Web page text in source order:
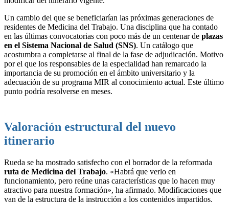
Un cambio del que se beneficiarían las próximas generaciones de
residentes de Medicina del Trabajo. Una disciplina que ha contado
en las últimas convocatorias con poco más de un centenar de plazas
en el Sistema Nacional de Salud (SNS). Un catálogo que
acostumbra a completarse al final de la fase de adjudicación. Motivo
por el que los responsables de la especialidad han remarcado la
importancia de su promoción en el ámbito universitario y la
adecuación de su programa MIR al conocimiento actual. Este último
punto podría resolverse en meses.
Valoración estructural del nuevo
itinerario
Rueda se ha mostrado satisfecho con el borrador de la reformada
ruta de Medicina del Trabajo. «Habrá que verlo en
funcionamiento, pero reúne unas características que lo hacen muy
atractivo para nuestra formación», ha afirmado. Modificaciones que
van de la estructura de la instrucción a los contenidos impartidos.